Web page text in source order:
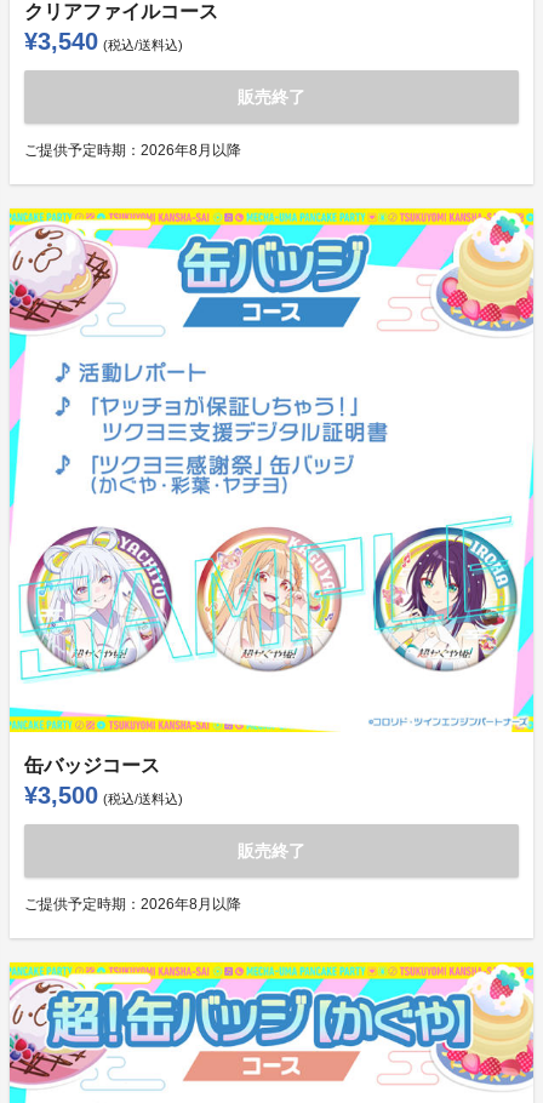
クリアファイルコース
¥3,540 (税込/送料込)
販売終了
ご提供予定時期： 2026年8月以降
缶バッジコース
¥3,500 (税込/送料込)
販売終了
ご提供予定時期： 2026年8月以降